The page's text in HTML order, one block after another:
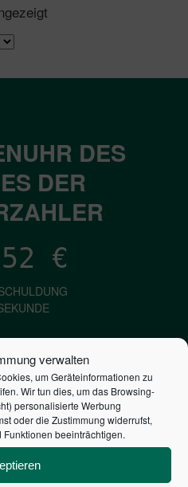
verwalten
um Geräteinformationen zu
Wir tun dies, um das Browsing-
personalisierte Werbung
oder die Zustimmung widerrufst,
beeinträchtigen.
DES
DER
€
€